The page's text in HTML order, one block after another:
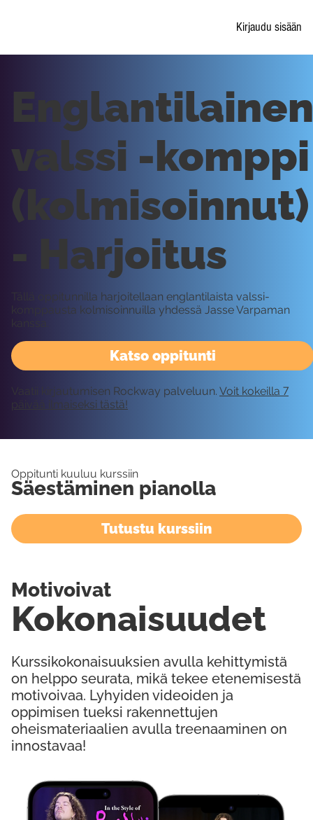
Kirjaudu sisään
Katso oppitunti
Englantilainen
valssi -komppi
(kolmisoinnut)
- Harjoitus
Tällä oppitunnilla harjoitellaan englantilaista valssi-
komppausta kolmisoinnuilla yhdessä Jasse Varpaman
kanssa.
Vaatii kirjautumisen Rockway palveluun. Voit kokeilla 7
päivää ilmaiseksi tästä!
Oppitunti kuuluu kurssiin
Säestäminen pianolla
Tutustu kurssiin
Kurssikokonaisuuksien avulla kehittymistä
on helppo seurata, mikä tekee etenemisestä
motivoivaa. Lyhyiden videoiden ja
oppimisen tueksi rakennettujen
oheismateriaalien avulla treenaaminen on
innostavaa!
Kokonaisuudet
Motivoivat